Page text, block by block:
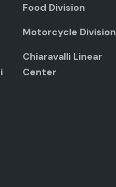
Food Division
Motorcycle Division
Chiaravalli Linear
Center